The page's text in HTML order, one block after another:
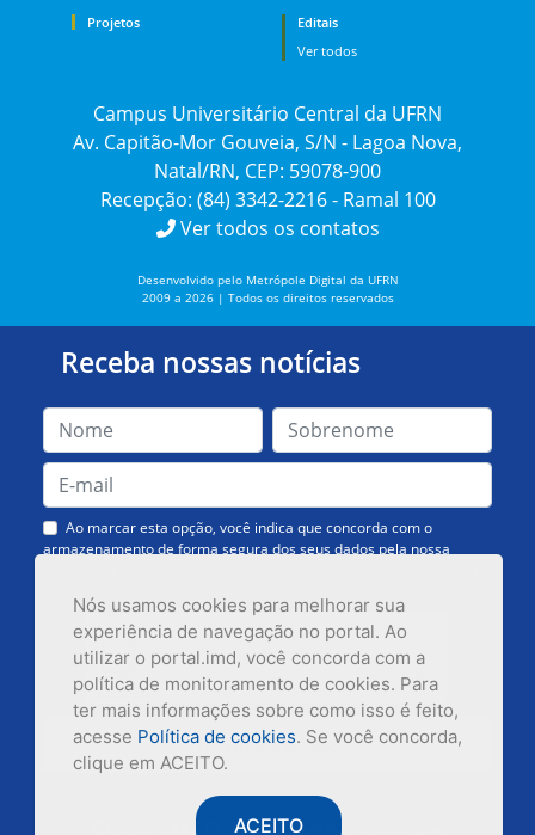
Nós usamos cookies para melhorar sua
experiência de navegação no portal. Ao
utilizar o portal.imd, você concorda com a
política de monitoramento de cookies. Para
ter mais informações sobre como isso é feito,
acesse Política de cookies. Se você concorda,
clique em ACEITO.
ACEITO
Projetos
Editais
Ver todos
Campus Universitário Central da UFRN
Av. Capitão-Mor Gouveia, S/N - Lagoa Nova,
Natal/RN, CEP: 59078-900
Recepção: (84) 3342-2216 - Ramal 100
Ver todos os contatos
Desenvolvido pelo Metrópole Digital da UFRN
2009 a 2026 | Todos os direitos reservados
Receba nossas notícias
Ao marcar esta opção, você indica que concorda com o
armazenamento de forma segura dos seus dados pela nossa
Inscrever-se